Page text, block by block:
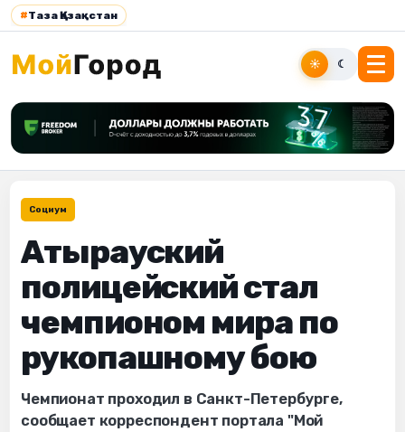
#Таза Қазақстан
☀ ☾
Социум
Атырауский
полицейский стал
чемпионом мира по
рукопашному бою
Чемпионат проходил в Санкт-Петербурге,
сообщает корреспондент портала "Мой